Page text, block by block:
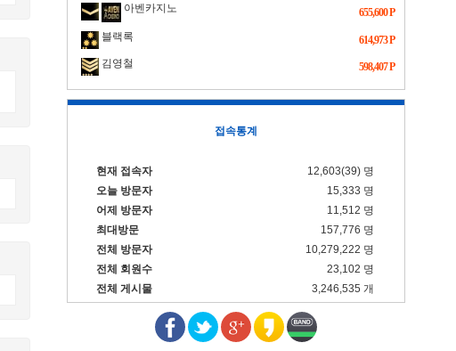
아벤카지노
655,600 P
블랙록
614,973 P
김영철
598,407 P
접속통계
현재 접속자
12,603(39) 명
오늘 방문자
15,333 명
어제 방문자
11,512 명
최대방문
157,776 명
전체 방문자
10,279,222 명
전체 회원수
23,102 명
전체 게시물
3,246,535 개